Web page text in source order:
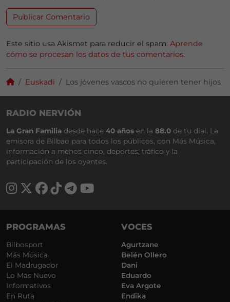
Este sitio usa Akismet para reducir el spam. Aprende
cómo se procesan los datos de tus comentarios.
Euskadi Los jóvenes vascos no quieren tener hijos
RADIO NERVIÓN
La Gran Familia desde hace 40 años en la 88.0 de tu dial. La
emisora de Bilbao para todos los públicos, con Más Música,
información a menos cinco, deportes, tráfico y la
participación de los oyentes.
PROGRAMAS
Bilbosport
Más Música
El Madrugador
Lo Más Nuevo
Informativos
En Ruta
VOCES
Agurtzane
Belén Ollero
Dani
Eduardo
Eva Argote
Endika